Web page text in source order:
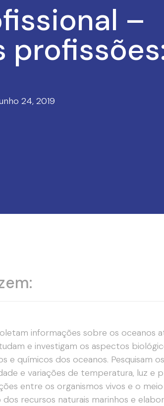
–
24, 2019
informações sobre os oceanos
e investigam os aspectos
e químicos dos oceanos. Pesquisam
e variações de temperatura, luz e
entre os organismos vivos e o
recursos naturais marinhos e